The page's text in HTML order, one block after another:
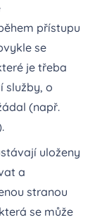
přístupu
se
je třeba
služby, o
(např.
uloženy
a
stranou
se může